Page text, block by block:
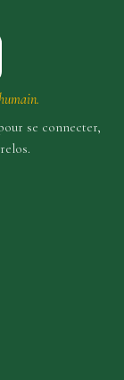
se connecter,